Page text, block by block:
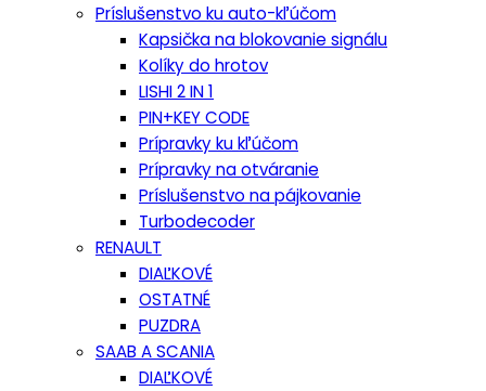
Príslušenstvo ku auto-kľúčom
Kapsička na blokovanie signálu
Kolíky do hrotov
LISHI 2 IN 1
PIN+KEY CODE
Prípravky ku kľúčom
Prípravky na otváranie
Príslušenstvo na pájkovanie
Turbodecoder
RENAULT
DIAĽKOVÉ
OSTATNÉ
PUZDRA
SAAB A SCANIA
DIAĽKOVÉ